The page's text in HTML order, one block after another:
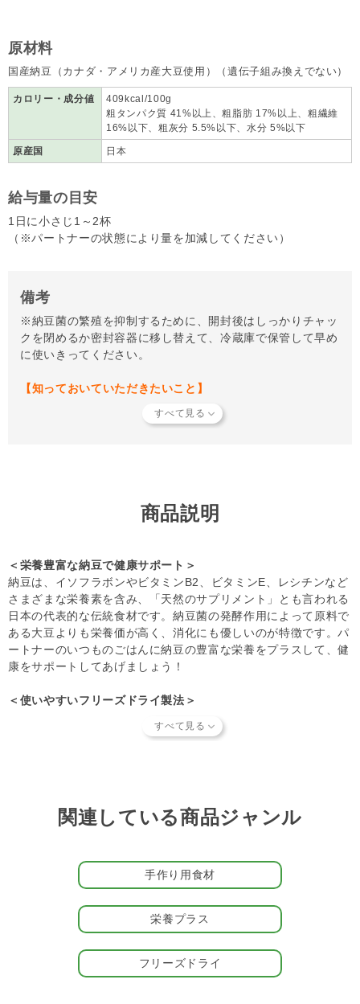
原材料
国産納豆（カナダ・アメリカ産大豆使用）（遺伝子組み換えでない）
カロリー・成分値
409kcal/100g
粗タンパク質 41%以上、粗脂肪 17%以上、粗繊維
16%以下、粗灰分 5.5%以下、水分 5%以下
原産国 日本
給与量の目安
1日に小さじ1～2杯
（※パートナーの状態により量を加減してください）
備考
※納豆菌の繁殖を抑制するために、開封後はしっかりチャッ
クを閉めるか密封容器に移し替えて、冷蔵庫で保管して早め
に使いきってください。
【知っておいていただきたいこと】
ートナーへの安全性を確認できた商品だけを取り扱っていま
歴からのご注文キャンセル、修正を受け付けることができな
ば、メール・お電話・マイページにてご注文をキャンセルい
ただけます。）
商品説明
＜栄養豊富な納豆で健康サポート＞
納豆は、イソフラボンやビタミンB2、ビタミンE、レシチンなど
さまざまな栄養素を含み、「天然のサプリメント」とも言われる
日本の代表的な伝統食材です。納豆菌の発酵作用によって原料で
ある大豆よりも栄養価が高く、消化にも優しいのが特徴です。パ
ートナーのいつものごはんに納豆の豊富な栄養をプラスして、健
康をサポートしてあげましょう！
＜使いやすいフリーズドライ製法＞
することなく、納豆の豊富な栄養素・風味をそのまま摂取できま
＜信頼のドットわんブランド＞
を使用し、防腐剤などの添加物は一切使用していません。こだわ
りの商品をぜひお試しください。
関連している商品ジャンル
手作り用食材
栄養プラス
フリーズドライ